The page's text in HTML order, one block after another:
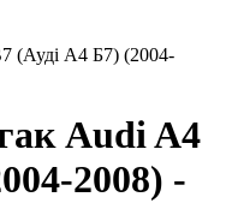
(Ауді А4 Б7) (2004-
Audi A4
2008) -